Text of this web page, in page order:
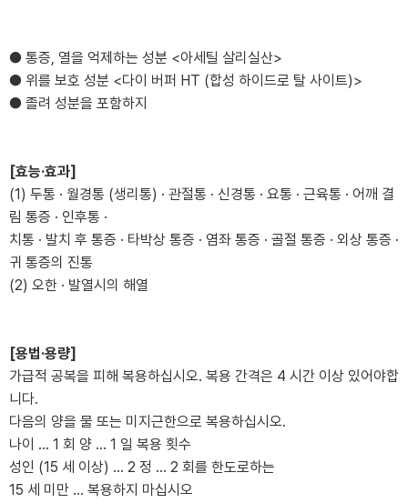
● 통증, 열을 억제하는 성분 <아세틸 살리실산>
● 위를 보호 성분 <다이 버퍼 HT (합성 하이드로 탈 사이트)>
● 졸려 성분을 포함하지
[효능·효과]
(1) 두통 · 월경통 (생리통) · 관절통 · 신경통 · 요통 · 근육통 · 어깨 결
림 통증 · 인후통 ·
치통 · 발치 후 통증 · 타박상 통증 · 염좌 통증 · 골절 통증 · 외상 통증 ·
귀 통증의 진통
(2) 오한 · 발열시의 해열
[용법·용량]
가급적 공복을 피해 복용하십시오. 복용 간격은 4 시간 이상 있어야합
니다.
다음의 양을 물 또는 미지근한으로 복용하십시오.
나이 ... 1 회 양 ... 1 일 복용 횟수
성인 (15 세 이상) ... 2 정 ... 2 회를 한도로하는
15 세 미만 ... 복용하지 마십시오